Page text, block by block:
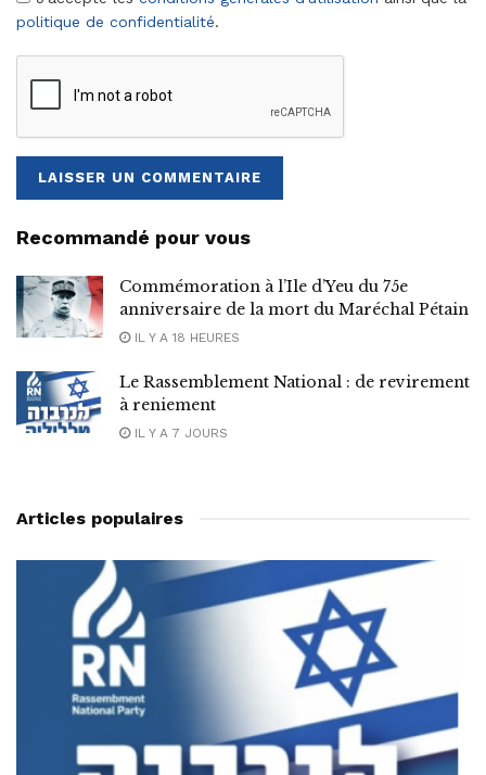
politique de confidentialité.
Recommandé pour vous
Commémoration à l’Ile d’Yeu du 75e
anniversaire de la mort du Maréchal Pétain
IL Y A 18 HEURES
Le Rassemblement National : de revirement
à reniement
IL Y A 7 JOURS
Articles populaires